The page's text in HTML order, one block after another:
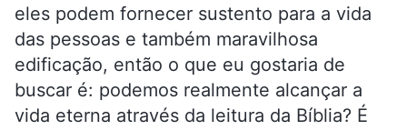
eles podem fornecer sustento para a vida
das pessoas e também maravilhosa
edificação, então o que eu gostaria de
buscar é: podemos realmente alcançar a
vida eterna através da leitura da Bíblia? É